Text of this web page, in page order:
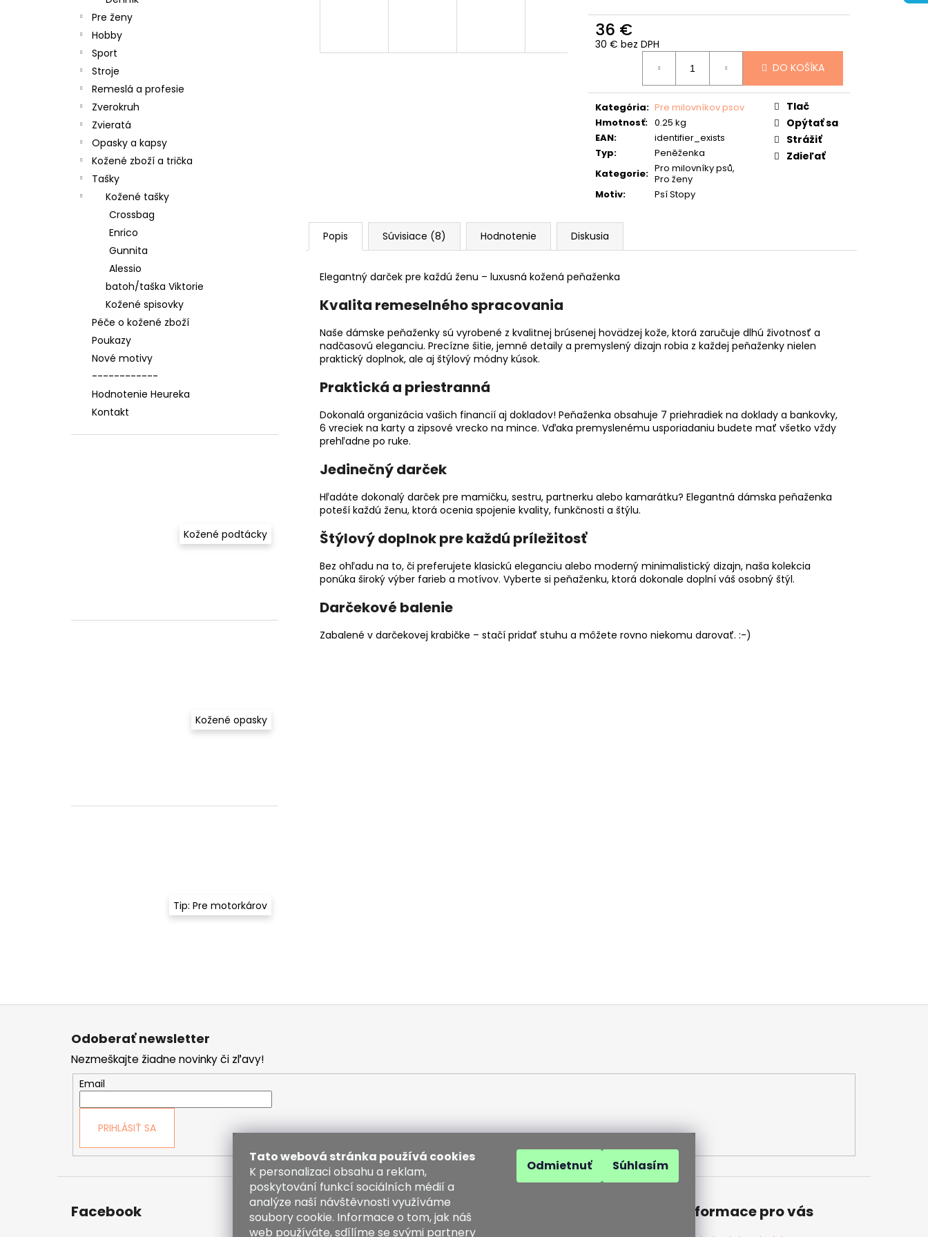
Tato webová stránka používá cookies
K personalizaci obsahu a reklam,
poskytování funkcí sociálních médií a
analýze naší návštěvnosti využíváme
soubory cookie. Informace o tom, jak náš
web používáte, sdílíme se svými partnery
Odmietnuť Súhlasím
Pre ženy
Hobby
Sport
Stroje
Remeslá a profesie
Zverokruh
Zvieratá
Opasky a kapsy
Kožené zboží a trička
Tašky
Kožené tašky
Crossbag
Enrico
Gunnita
Alessio
batoh/taška Viktorie
Kožené spisovky
Péče o kožené zboží
Poukazy
Nové motivy
------------
Hodnotenie Heureka
Kontakt
Kožené podtácky
Kožené opasky
Tip: Pre motorkárov
36 €
30 € bez DPH
Jednotková
DO KOŠÍKA
Kategória: Pre milovníkov psov
Hmotnosť: 0.25 kg
EAN:
identifier_exists
Typ:
Peněženka
Kategorie: Pro milovníky psů,
Pro ženy
Motiv: Psí Stopy
Tlač
Opýtať sa
Strážiť
Zdieľať
Popis Súvisiace (8) Hodnotenie Diskusia
Elegantný darček pre každú ženu – luxusná kožená peňaženka
Kvalita remeselného spracovania
Naše dámske peňaženky sú vyrobené z kvalitnej brúsenej hovädzej kože, ktorá zaručuje dlhú životnosť a
nadčasovú eleganciu. Precízne šitie, jemné detaily a premyslený dizajn robia z každej peňaženky nielen
praktický doplnok, ale aj štýlový módny kúsok.
Praktická a priestranná
Dokonalá organizácia vašich financií aj dokladov! Peňaženka obsahuje 7 priehradiek na doklady a bankovky,
6 vreciek na karty a zipsové vrecko na mince. Vďaka premyslenému usporiadaniu budete mať všetko vždy
prehľadne po ruke.
Jedinečný darček
Hľadáte dokonalý darček pre mamičku, sestru, partnerku alebo kamarátku? Elegantná dámska peňaženka
poteší každú ženu, ktorá ocenia spojenie kvality, funkčnosti a štýlu.
Štýlový doplnok pre každú príležitosť
Bez ohľadu na to, či preferujete klasickú eleganciu alebo moderný minimalistický dizajn, naša kolekcia
ponúka široký výber farieb a motívov. Vyberte si peňaženku, ktorá dokonale doplní váš osobný štýl.
Darčekové balenie
Zabalené v darčekovej krabičke – stačí pridať stuhu a môžete rovno niekomu darovať. :-)
Odoberať newsletter
Nezmeškajte žiadne novinky či zľavy!
Email
PRIHLÁSIŤ SA
Facebook Kontakt Informace pro vás